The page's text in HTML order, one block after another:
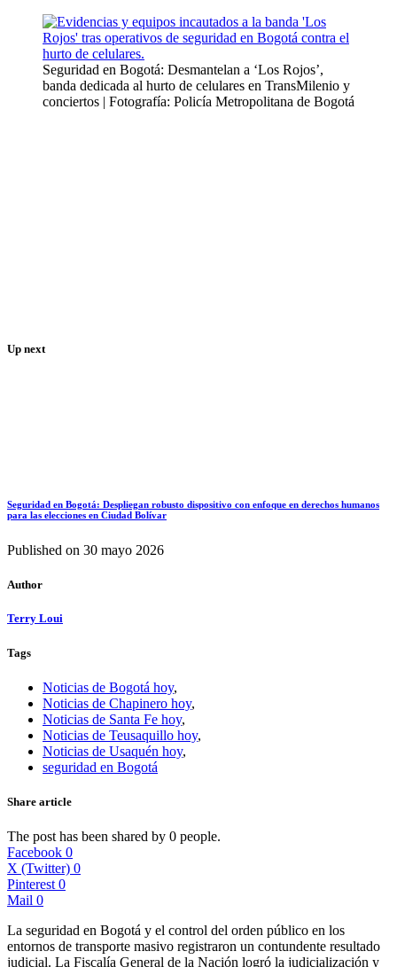
Seguridad en Bogotá: Desmantelan a ‘Los Rojos’,
banda dedicada al hurto de celulares en TransMilenio y
conciertos | Fotografía: Policía Metropolitana de Bogotá
Up next
Seguridad en Bogotá: Despliegan robusto dispositivo con enfoque en derechos humanos
para las elecciones en Ciudad Bolívar
Published on 30 mayo 2026
Author
Terry Loui
Tags
Noticias de Bogotá hoy,
Noticias de Chapinero hoy,
Noticias de Santa Fe hoy,
Noticias de Teusaquillo hoy,
Noticias de Usaquén hoy,
seguridad en Bogotá
Share article
The post has been shared by 0 people.
Facebook 0
X (Twitter) 0
Pinterest 0
Mail 0
La seguridad en Bogotá y el control del orden público en los
entornos de transporte masivo registraron un contundente resultado
judicial. La Fiscalía General de la Nación logró la judicialización y